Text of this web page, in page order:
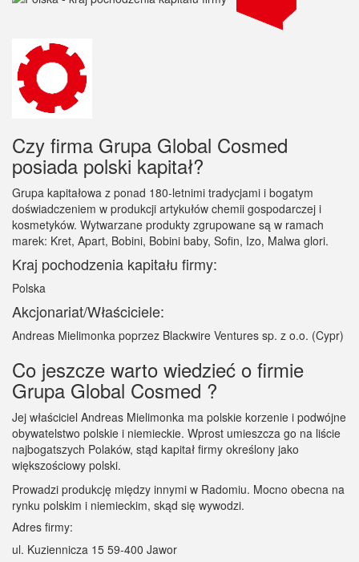
Czy firma Grupa Global Cosmed
posiada polski kapitał?
Grupa kapitałowa z ponad 180-letnimi tradycjami i bogatym
doświadczeniem w produkcji artykułów chemii gospodarczej i
kosmetyków. Wytwarzane produkty zgrupowane są w ramach
marek: Kret, Apart, Bobini, Bobini baby, Sofin, Izo, Malwa glori.
Kraj pochodzenia kapitału firmy:
Polska
Akcjonariat/Właściciele:
Andreas Mielimonka poprzez Blackwire Ventures sp. z o.o. (Cypr)
Co jeszcze warto wiedzieć o firmie
Grupa Global Cosmed ?
Jej właściciel Andreas Mielimonka ma polskie korzenie i podwójne
obywatelstwo polskie i niemieckie. Wprost umieszcza go na liście
najbogatszych Polaków, stąd kapitał firmy określony jako
większościowy polski.
Prowadzi produkcję między innymi w Radomiu. Mocno obecna na
rynku polskim i niemieckim, skąd się wywodzi.
Adres firmy:
ul. Kuziennicza 15 59-400 Jawor